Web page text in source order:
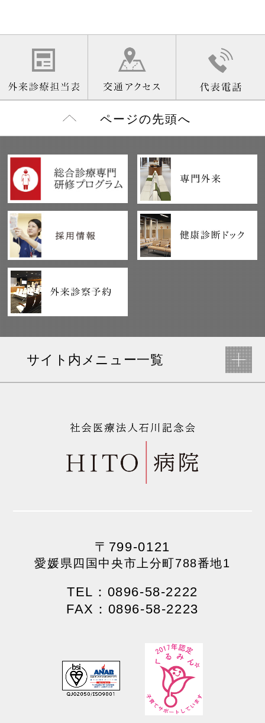
ページの先頭へ
サイト内メニュー一覧
〒799-0121
愛媛県四国中央市上分町788番地1
TEL：0896-58-2222
FAX：0896-58-2223